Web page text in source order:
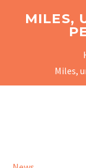
MILES,
Miles,